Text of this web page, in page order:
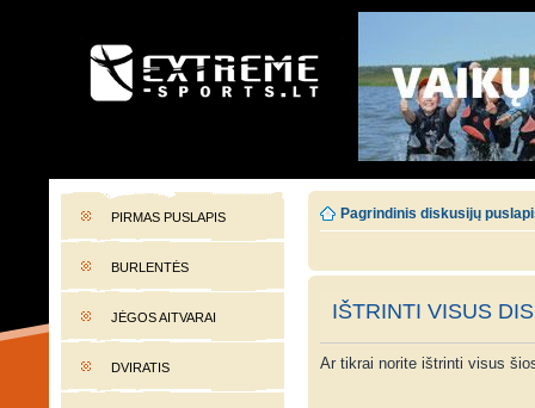
EXTREME-SPORTS.LT
PIRMAS PUSLAPIS
BURLENTĖS
JĖGOS AITVARAI
DVIRATIS
Pagrindinis diskusijų
IŠTRINTI VISUS
Ar tikrai norite ištrinti visus